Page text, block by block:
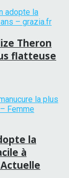
Theron
flatteuse
la
à